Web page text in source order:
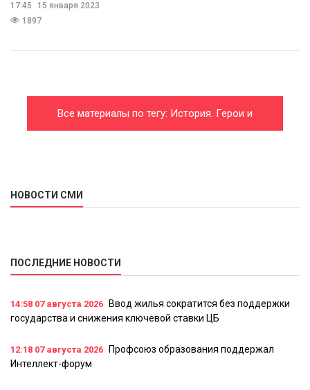
17:45
15 января 2023
1897
Все материалы по тегу: История. Герои и
НОВОСТИ СМИ
ПОСЛЕДНИЕ НОВОСТИ
14:58 07 августа 2026
Ввод жилья сократится без поддержки
государства и снижения ключевой ставки ЦБ
12:18 07 августа 2026
Профсоюз образования поддержал
Интеллект-форум